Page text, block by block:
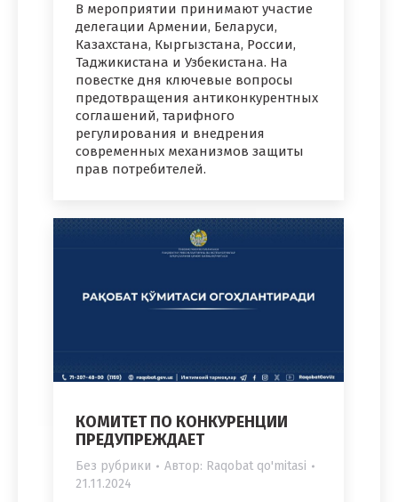
В мероприятии принимают участие
делегации Армении, Беларуси,
Казахстана, Кыргызстана, России,
Таджикистана и Узбекистана. На
повестке дня ключевые вопросы
предотвращения антиконкурентных
соглашений, тарифного
регулирования и внедрения
современных механизмов защиты
прав потребителей.
КОМИТЕТ ПО КОНКУРЕНЦИИ
ПРЕДУПРЕЖДАЕТ
Без рубрики Автор: Raqobat qo'mitasi
21.11.2024